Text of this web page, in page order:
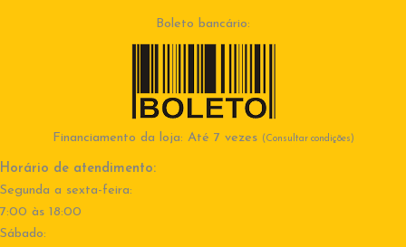
Boleto bancário:
Financiamento da loja: Até 7 vezes (Consultar condições)
Horário de atendimento:
Segunda a sexta-feira:
7:00 às 18:00
Sábado: